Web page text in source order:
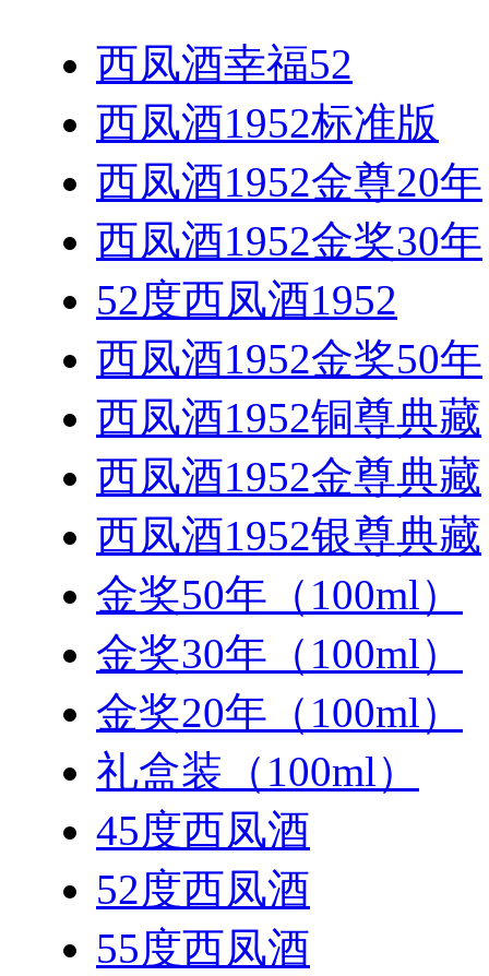
西凤酒幸福52
西凤酒1952标准版
西凤酒1952金尊20年
西凤酒1952金奖30年
52度西凤酒1952
西凤酒1952金奖50年
西凤酒1952铜尊典藏
西凤酒1952金尊典藏
西凤酒1952银尊典藏
金奖50年（100ml）
金奖30年（100ml）
金奖20年（100ml）
礼盒装（100ml）
45度西凤酒
52度西凤酒
55度西凤酒